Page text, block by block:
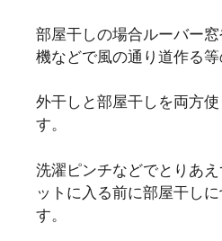
部屋干しの場合ルーバー
機などで風の通り道作る等
外干しと部屋干しを両方
す。
洗濯ピンチなどでとりあ
ットに入る前に部屋干し
す。